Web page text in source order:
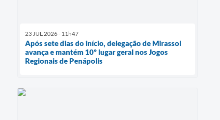
23 JUL 2026 - 11h47
Após sete dias do início, delegação de Mirassol
avança e mantém 10º lugar geral nos Jogos
Regionais de Penápolis